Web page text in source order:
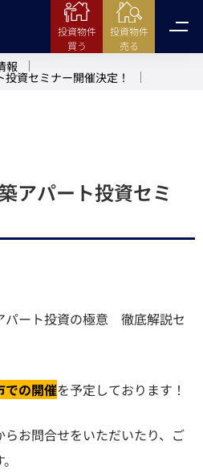
投資物件
買う
投資物件
売る
報
資セミナー開催決定！
アパート投資セミ
パート投資の極意 徹底解説セ
での開催を予定しております！
お問合せをいただいたり、ご